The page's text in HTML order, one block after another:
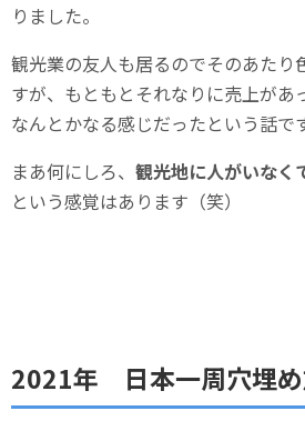
りました。
観光業の友人も居るのでそのあたり
すが、もともとそれなりに売上があ
なんとかなる感じだったという話で
まあ何にしろ、 観光地に人がいなく
という感覚はあります（笑）
2021年 日本一周穴埋